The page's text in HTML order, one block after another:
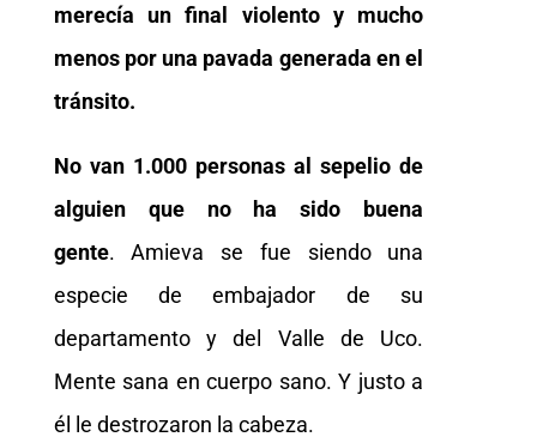
merecía un final violento y mucho
menos por una pavada generada en el
tránsito.
No van 1.000 personas al sepelio de
alguien que no ha sido buena
gente. Amieva se fue siendo una
especie de embajador de su
departamento y del Valle de Uco.
Mente sana en cuerpo sano. Y justo a
él le destrozaron la cabeza.